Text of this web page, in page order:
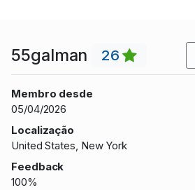
55galman 26
Membro desde
05/04/2026
Localização
United States, New York
Feedback
100%